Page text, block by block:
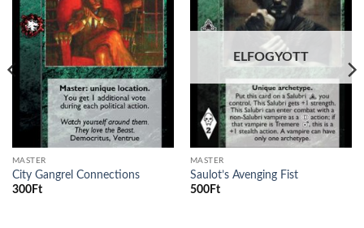
wishlist
MASTER
City Gangrel Connections
300Ft
wishlist
ELFOGYOTT
MASTER
Saulot’s Avenging Fist
500Ft